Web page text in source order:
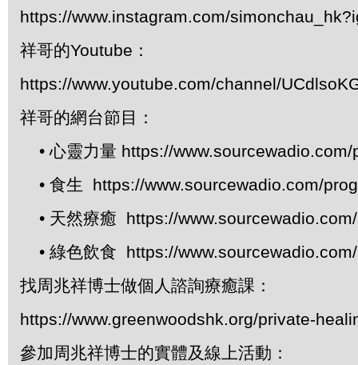
https://www.instagram.com/
祥哥的Youtube：
https://www.youtube.com/channel/
祥哥的網台節目：
• 心靈力量 https://
• 食生 https://www.sourcewadio.com/
• 天然療癒 https://
• 綠色飲食 https://
找周兆祥博士做個人諮詢療癒課：
https://www.greenwoodshk.org/private-
參加周兆祥博士的實體及線上活動：